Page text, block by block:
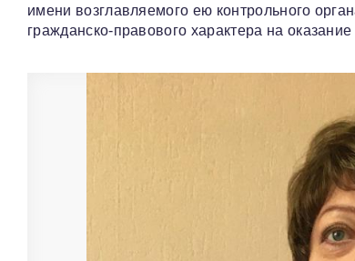
имени возглавляемого ею контрольного
гражданско-правового характера на